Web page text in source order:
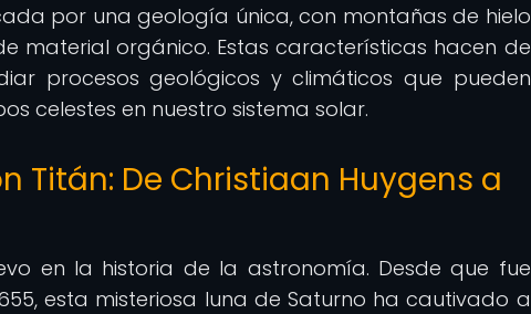
por una geología única, con montañas de hielo
material orgánico. Estas características hacen de
procesos geológicos y climáticos que pueden
celestes en nuestro sistema solar.
Titán: De Christiaan Huygens a
en la historia de la astronomía. Desde que fue
esta misteriosa luna de Saturno ha cautivado a